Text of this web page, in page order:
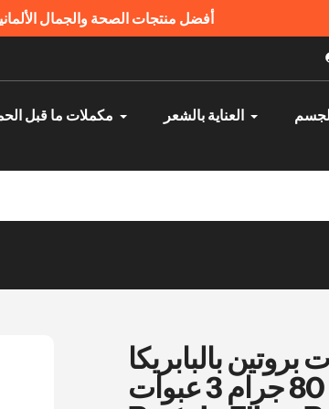
الآن يمكنك الدفع عند الاستلام | منتجات أصلية
مكملات ما قبل العناية بالشعر
بروتين بالبابريكا
80 جرام 3 عبوات - nu3 Organic